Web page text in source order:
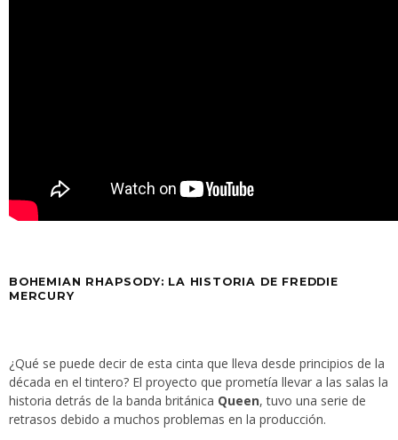
BOHEMIAN RHAPSODY: LA HISTORIA DE FREDDIE
MERCURY
¿Qué se puede decir de esta cinta que lleva desde principios de la
década en el tintero? El proyecto que prometía llevar a las salas la
historia detrás de la banda británica Queen, tuvo una serie de
retrasos debido a muchos problemas en la producción.